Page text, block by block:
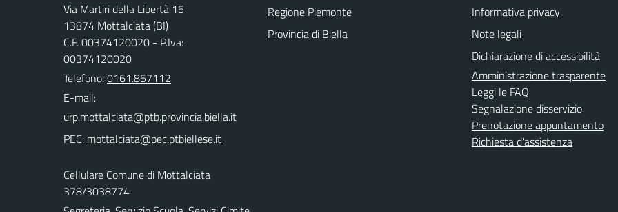
Via Martiri della Libertà 15
13874 Mottalciata (BI)
C.F. 00374120020 - P.Iva:
00374120020
Telefono:0161.857112
E-mail:
PEC:
Cellulare Comune di Mottalciata
378/3038774
Regione Piemonte
Provincia di Biella
Informativa privacy
Note legali
Dichiarazione di accessibilità
Amministrazione trasparente
Leggi le FAQ
Segnalazione disservizio
Prenotazione appuntamento
Richiesta d'assistenza